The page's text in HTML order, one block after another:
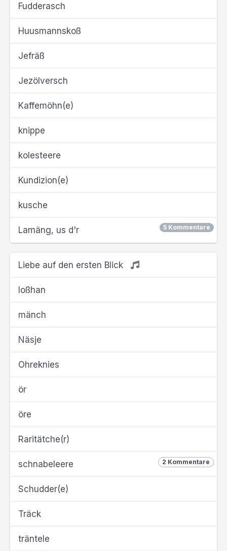
Fudderasch
Huusmannskoß
Jefräß
Jezölversch
Kaffemöhn(e)
knippe
kolesteere
Kundizion(e)
kusche
5 Kommentare
Lamäng, us d'r
Liebe auf den ersten Blick
loßhan
mänch
Näsje
Ohreknies
ör
öre
Raritätche(r)
2 Kommentare
schnabeleere
Schudder(e)
Träck
träntele